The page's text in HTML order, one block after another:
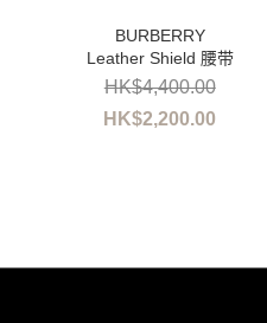
Leather Shield 腰带
HK$2,200.00
HK$4,400.00